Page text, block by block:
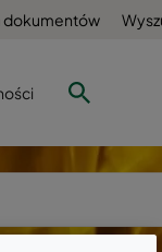
dokumentów